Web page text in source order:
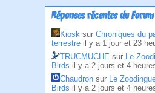
Réponses récentes du Forum
Kiosk sur Chroniques du
terrestre il y a 1 jour et 23
TRUCMUCHE sur Le
Birds il y a 2 jours et 4
Chaudron sur Le
Birds il y a 2 jours et 4